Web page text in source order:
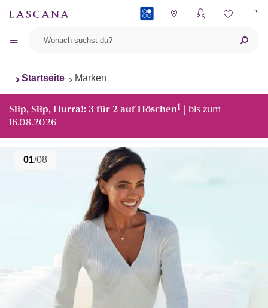
Startseite Marken
Slip, Slip, Hurra!: 3 für 2 auf Höschen1 | bis zum
16.08.2026
01/08